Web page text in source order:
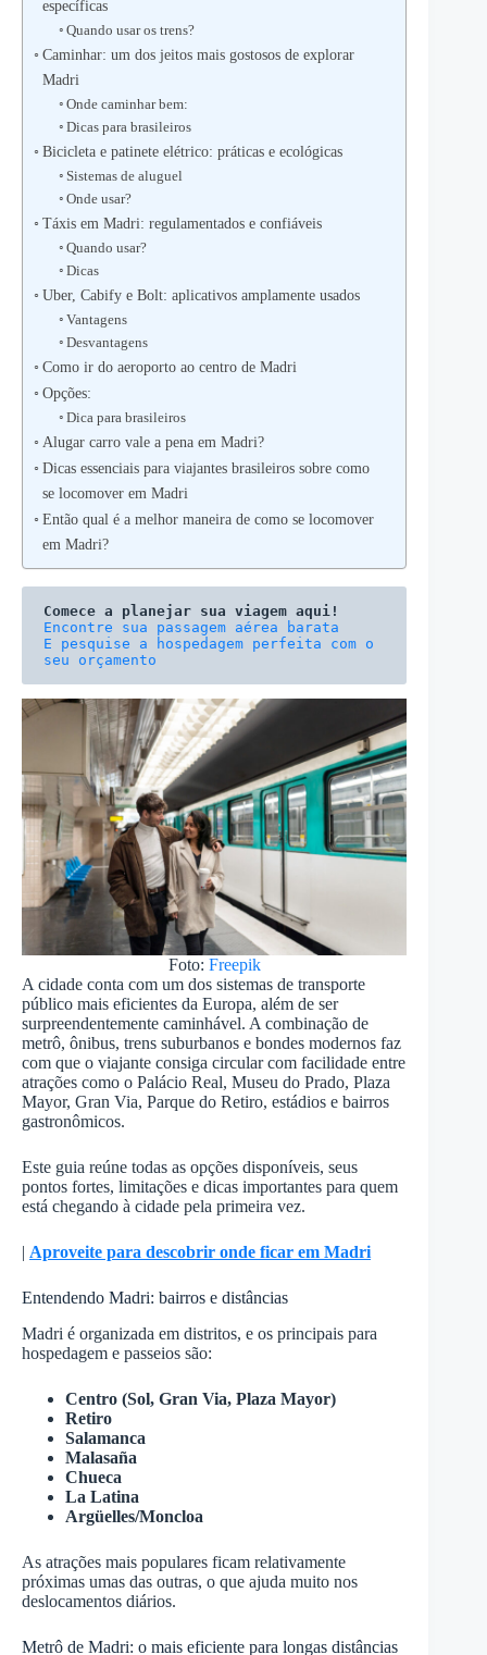
específicas
Quando usar os trens?
Caminhar: um dos jeitos mais gostosos de explorar
Madri
Onde caminhar bem:
Dicas para brasileiros
Bicicleta e patinete elétrico: práticas e ecológicas
Sistemas de aluguel
Onde usar?
Táxis em Madri: regulamentados e confiáveis
Quando usar?
Dicas
Uber, Cabify e Bolt: aplicativos amplamente usados
Vantagens
Desvantagens
Como ir do aeroporto ao centro de Madri
Opções:
Dica para brasileiros
Alugar carro vale a pena em Madri?
Dicas essenciais para viajantes brasileiros sobre como
se locomover em Madri
Então qual é a melhor maneira de como se locomover
em Madri?
Comece a planejar sua viagem aqui!
E pesquise a hospedagem perfeita com o
seu orçamento
Foto: Freepik
A cidade conta com um dos sistemas de transporte
público mais eficientes da Europa, além de ser
surpreendentemente caminhável. A combinação de
metrô, ônibus, trens suburbanos e bondes modernos faz
com que o viajante consiga circular com facilidade entre
atrações como o Palácio Real, Museu do Prado, Plaza
Mayor, Gran Via, Parque do Retiro, estádios e bairros
gastronômicos.
Este guia reúne todas as opções disponíveis, seus
pontos fortes, limitações e dicas importantes para quem
está chegando à cidade pela primeira vez.
| Aproveite para descobrir onde ficar em Madri
Entendendo Madri: bairros e distâncias
Madri é organizada em distritos, e os principais para
hospedagem e passeios são:
Centro (Sol, Gran Via, Plaza Mayor)
Retiro
Salamanca
Malasaña
Chueca
La Latina
Argüelles/Moncloa
As atrações mais populares ficam relativamente
próximas umas das outras, o que ajuda muito nos
deslocamentos diários.
Metrô de Madri: o mais eficiente para longas distâncias